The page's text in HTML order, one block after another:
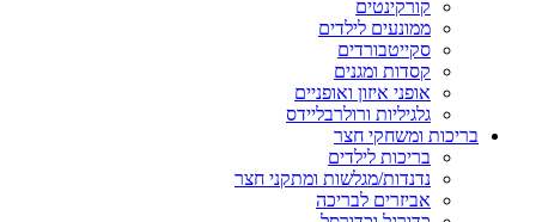
קורקינטים
ממונעים לילדים
סקייטבורדים
קסדות ומגנים
אופני איזון ואופניים
גלגיליות ורולרבליידס
בריכות ומשחקי חצר
בריכות לילדים
נדנדות/מגלשות ומתקני חצר
אביזרים לבריכה